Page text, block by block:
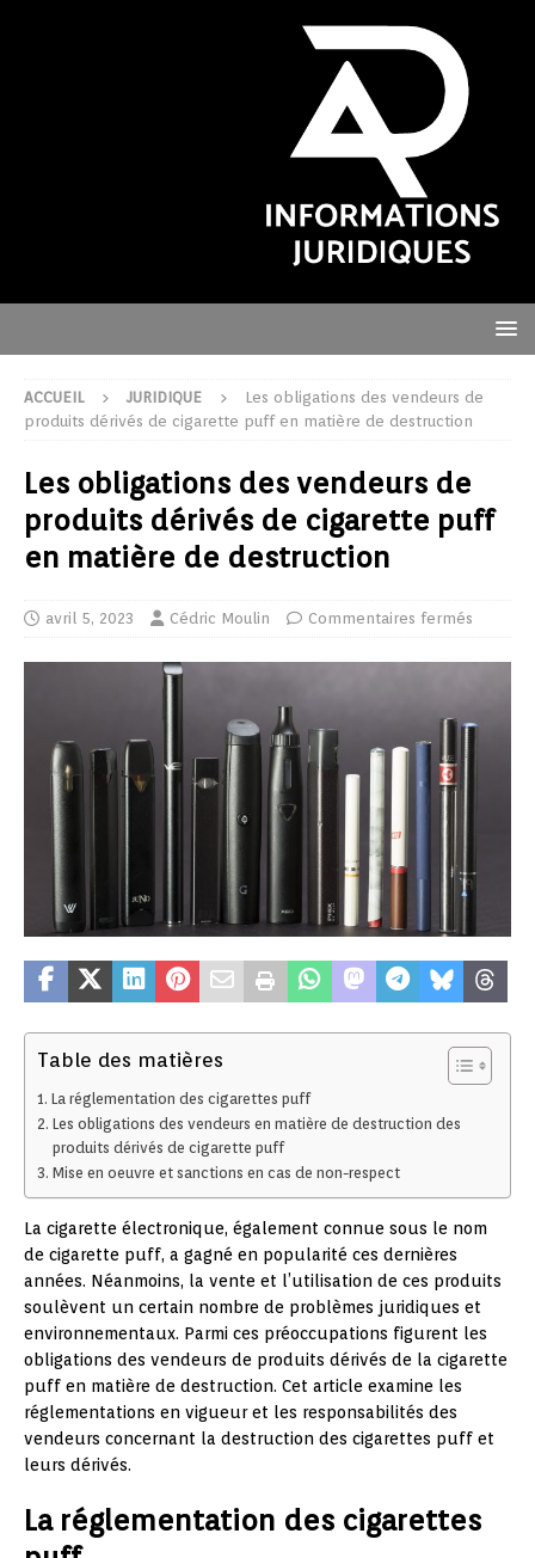
ACCUEIL JURIDIQUE
Les obligations des vendeurs de
produits dérivés de cigarette puff en matière de destruction
Les obligations des vendeurs de
produits dérivés de cigarette puff
en matière de destruction
avril 5, 2023 Cédric Moulin Commentaires fermés
Table des matières
La réglementation des cigarettes puff
Les obligations des vendeurs en matière de destruction des
produits dérivés de cigarette puff
Mise en oeuvre et sanctions en cas de non-respect
La cigarette électronique, également connue sous le nom
de cigarette puff, a gagné en popularité ces dernières
années. Néanmoins, la vente et l’utilisation de ces produits
soulèvent un certain nombre de problèmes juridiques et
environnementaux. Parmi ces préoccupations figurent les
obligations des vendeurs de produits dérivés de la cigarette
puff en matière de destruction. Cet article examine les
réglementations en vigueur et les responsabilités des
vendeurs concernant la destruction des cigarettes puff et
leurs dérivés.
La réglementation des cigarettes